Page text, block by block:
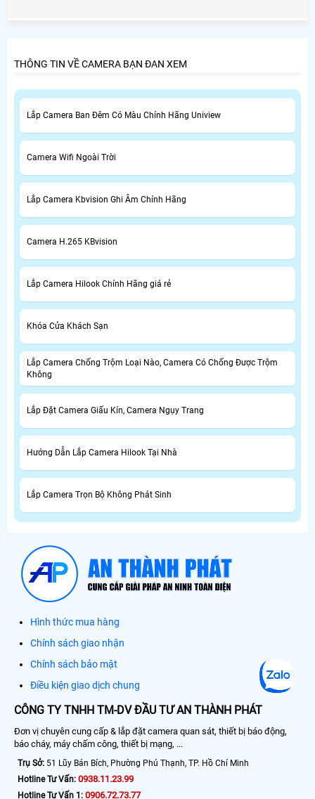
THÔNG TIN VỀ CAMERA BẠN ĐAN XEM
Lắp Camera Ban Đêm Có Màu Chính Hãng Uniview
Camera Wifi Ngoài Trời
Lắp Camera Kbvision Ghi Âm Chính Hãng
Camera H.265 KBvision
Lắp Camera Hilook Chính Hãng giá rẻ
Khóa Cửa Khách Sạn
Lắp Camera Chống Trộm Loại Nào, Camera Có Chống Được Trộm
Không
Lắp Đặt Camera Giấu Kín, Camera Ngụy Trang
Hướng Dẫn Lắp Camera Hilook Tại Nhà
Lắp Camera Trọn Bộ Không Phát Sinh
Hình thức mua hàng
Chính sách giao nhận
Chính sách bảo mật
Điều kiện giao dịch chung
CÔNG TY TNHH TM-DV ĐẦU TƯ AN THÀNH PHÁT
Đơn vị chuyên cung cấp & lắp đặt camera quan sát, thiết bị báo động,
báo cháy, máy chấm công, thiết bị mạng, ...
Trụ Sở: 51 Lũy Bán Bích, Phường Phú Thạnh, TP. Hồ Chí Minh
Hotline Tư Vấn: 0938.11.23.99
Hotline Tư Vấn 1: 0906.72.73.77